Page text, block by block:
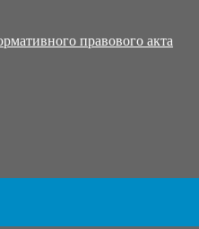
правового акта